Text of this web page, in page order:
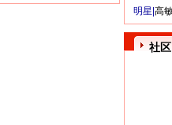
明星| 高
社区